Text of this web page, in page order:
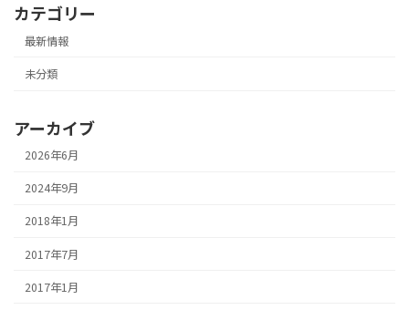
カテゴリー
最新情報
未分類
アーカイブ
2026年6月
2024年9月
2018年1月
2017年7月
2017年1月